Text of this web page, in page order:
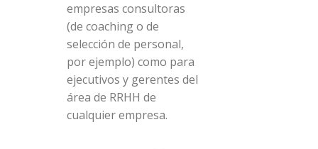
empresas consultoras
(de coaching o de
selección de personal,
por ejemplo) como para
ejecutivos y gerentes del
área de RRHH de
cualquier empresa.